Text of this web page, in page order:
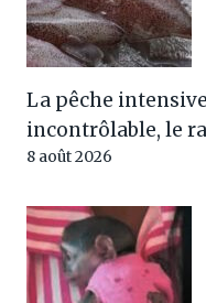
La pêche
incontrôlable, le
8 août 2026